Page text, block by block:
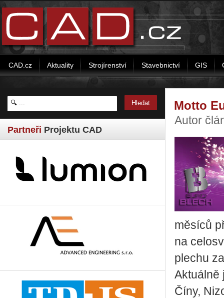
CAD.cz Aktuality Strojírenství Stavebnictví GIS
Partneři Projektu CAD
Motto
Autor
měsíců
na
plechu
Aktuálně
Číny,